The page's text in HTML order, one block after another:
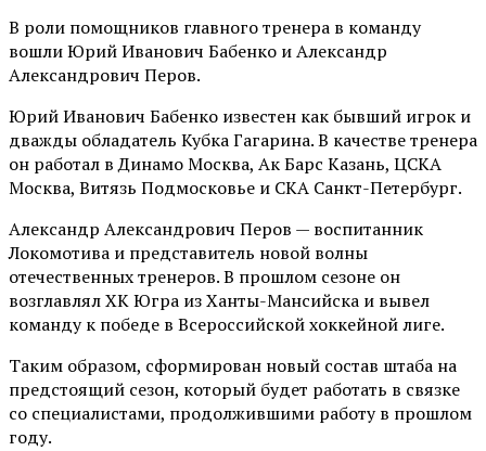
В роли помощников главного тренера в команду
вошли Юрий Иванович Бабенко и Александр
Александрович Перов.
Юрий Иванович Бабенко известен как бывший игрок и
дважды обладатель Кубка Гагарина. В качестве тренера
он работал в Динамо Москва, Ак Барс Казань, ЦСКА
Москва, Витязь Подмосковье и СКА Санкт-Петербург.
Александр Александрович Перов — воспитанник
Локомотива и представитель новой волны
отечественных тренеров. В прошлом сезоне он
возглавлял ХК Югра из Ханты-Мансийска и вывел
команду к победе в Всероссийской хоккейной лиге.
Таким образом, сформирован новый состав штаба на
предстоящий сезон, который будет работать в связке
со специалистами, продолжившими работу в прошлом
году.